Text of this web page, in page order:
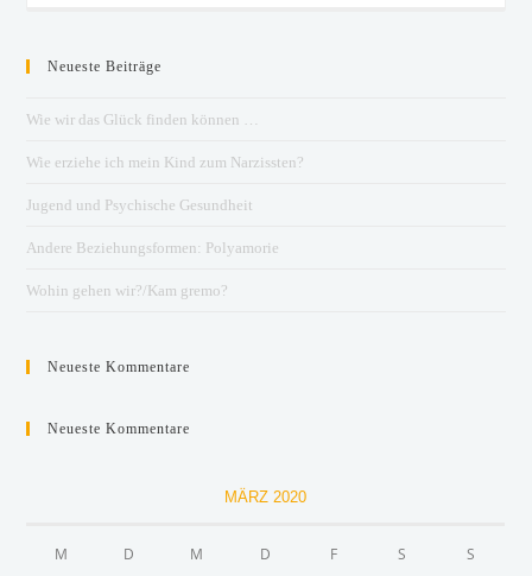
Neueste Beiträge
Wie wir das Glück finden können …
Wie erziehe ich mein Kind zum Narzissten?
Jugend und Psychische Gesundheit
Andere Beziehungsformen: Polyamorie
Wohin gehen wir?/Kam gremo?
Neueste Kommentare
Neueste Kommentare
MÄRZ 2020
M D M D F S S